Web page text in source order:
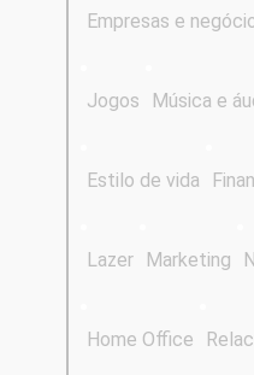
Empresas e
Jogos Música e
Estilo de vida
Lazer Marketing
Home Office